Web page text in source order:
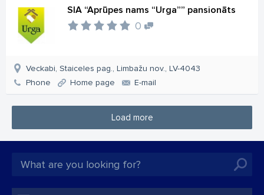
SIA “Aprūpes nams “Urga”” pansionāts
0
Veckabi, Staiceles pag., Limbažu nov., LV-4043
Phone
Home page E-mail
Load more